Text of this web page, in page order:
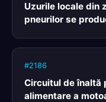
Uzurile locale din
pneurilor se
#2186
Circuitul de înaltă
alimentare a